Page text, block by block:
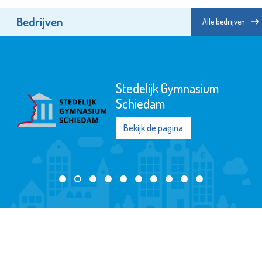
Bedrijven Alle bedrijven
St.-Jozefmavo
Bekijk de pagina